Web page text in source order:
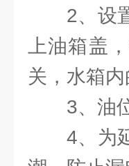
2、设
上油箱盖
关，水箱
3、油
4、为